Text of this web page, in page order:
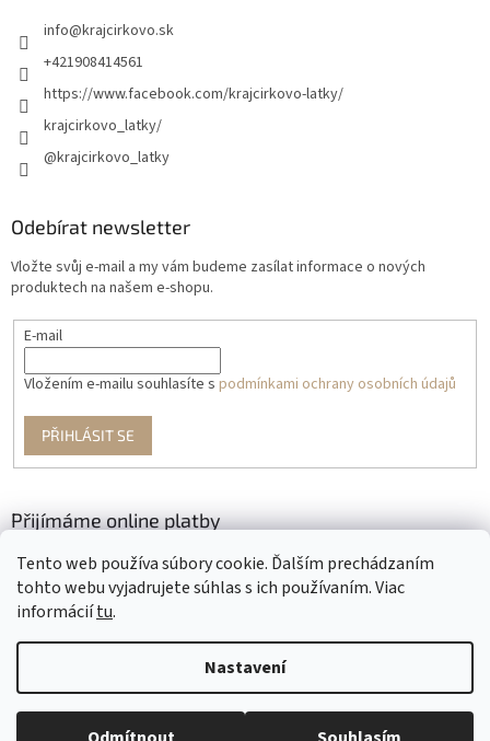
Tento web používa súbory cookie. Ďalším prechádzaním
tohto webu vyjadrujete súhlas s ich používaním. Viac
informáciítu.
Nastavení
info@krajcirkovo.sk
+421908414561
https://www.facebook.com/krajcirkovo-latky/
krajcirkovo_latky/
@krajcirkovo_latky
Odebírat newsletter
Vložte svůj e-mail a my vám budeme zasílat informace o nových
produktech na našem e-shopu.
E-mail
Vložením e-mailu souhlasíte s podmínkami ochrany osobních údajů
PŘIHLÁSIT SE
Přijímáme online platby
Vytvořil Shoptet